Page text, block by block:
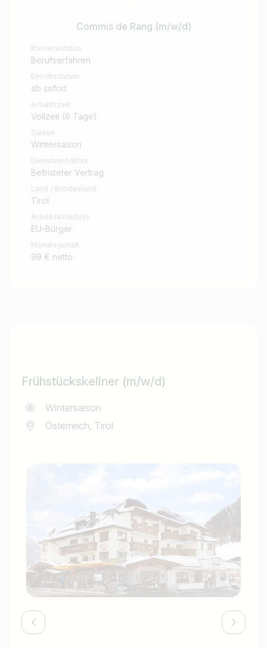
Commis de Rang (m/w/d)
Karrierestatus
Berufserfahren
Eintrittsdatum
ab sofort
Arbeitszeit
Vollzeit (6 Tage)
Saison
Wintersaison
Dienstverhältnis
Befristeter Vertrag
Land / Bundesland
Tirol
Arbeitserlaubnis
EU-Bürger
Monatsgehalt
99 € netto
Frühstückskellner (m/w/d)
Wintersaison
Österreich, Tirol